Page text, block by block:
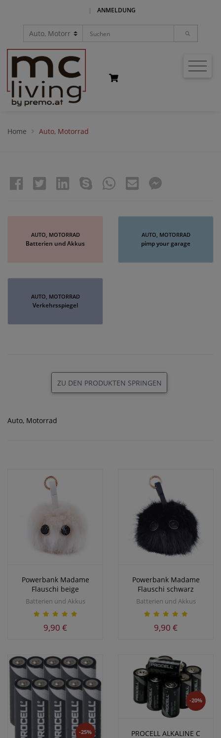
| ANMELDUNG
Home Auto, Motorrad
AUTO, MOTORRAD
Batterien und Akkus
AUTO, MOTORRAD
pimp your garage
AUTO, MOTORRAD
Verkehrsspiegel
ZU DEN PRODUKTEN SPRINGEN
Auto, Motorrad
Powerbank Madame
Flauschi beige
Batterien und Akkus
9,90 €
Powerbank Madame
Flauschi schwarz
Batterien und Akkus
9,90 €
-25%
-20%
PROCELL ALKALINE C